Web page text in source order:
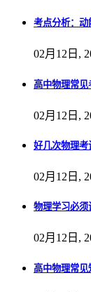
考点分析：动
02月12日,
高中物理常见
02月12日,
好几次物理考
02月12日,
物理学习必须
02月12日,
高中物理常见